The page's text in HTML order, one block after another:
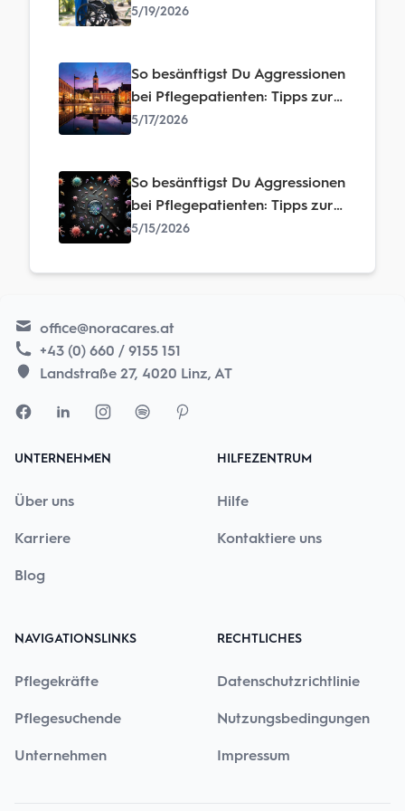
erfolgreichen Deeskalation
5/19/2026
So besänftigst Du Aggressionen
bei Pflegepatienten: Tipps zur
erfolgreichen Deeskalation
5/17/2026
So besänftigst Du Aggressionen
bei Pflegepatienten: Tipps zur
erfolgreichen Deeskalation
5/15/2026
office@noracares.at
+43 (0) 660 / 9155 151
Landstraße 27, 4020 Linz, AT
UNTERNEHMEN
Über uns
Karriere
Blog
HILFEZENTRUM
Hilfe
Kontaktiere uns
NAVIGATIONSLINKS
Pflegekräfte
Pflegesuchende
Unternehmen
RECHTLICHES
Datenschutzrichtlinie
Nutzungsbedingungen
Impressum